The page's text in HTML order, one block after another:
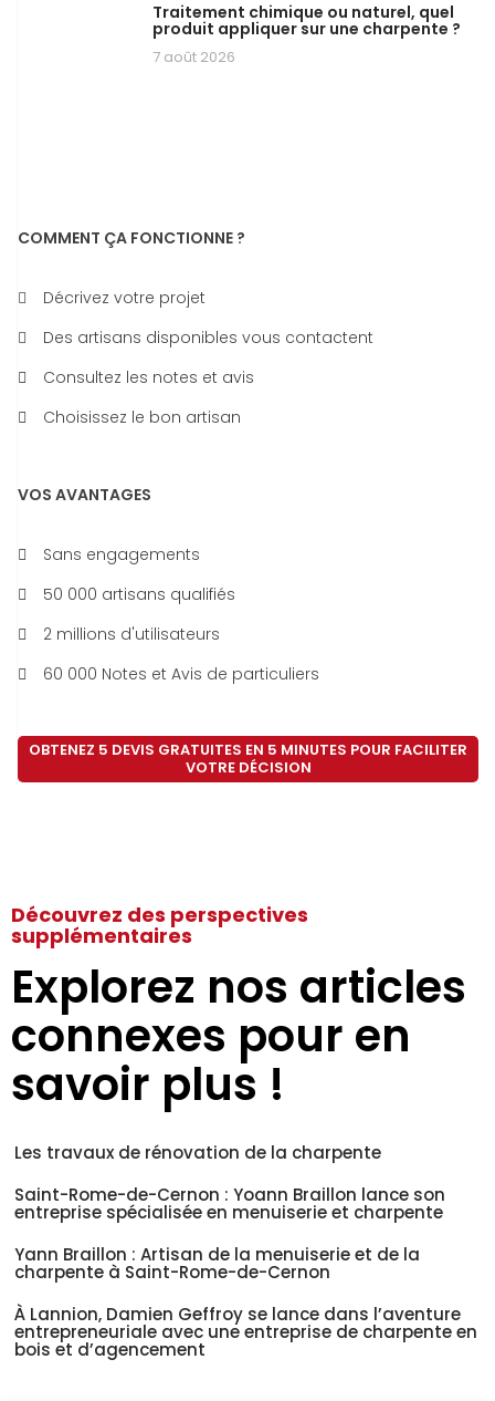
Traitement chimique ou naturel, quel
produit appliquer sur une charpente ?
7 août 2026
COMMENT ÇA FONCTIONNE ?
Décrivez votre projet
Des artisans disponibles vous contactent
Consultez les notes et avis
Choisissez le bon artisan
VOS AVANTAGES
Sans engagements
50 000 artisans qualifiés
2 millions d'utilisateurs
60 000 Notes et Avis de particuliers
OBTENEZ 5 DEVIS GRATUITES EN 5 MINUTES POUR FACILITER
VOTRE DÉCISION
Découvrez des perspectives
supplémentaires
Explorez nos articles
connexes pour en
savoir plus !
Les travaux de rénovation de la charpente
Saint-Rome-de-Cernon : Yoann Braillon lance son
entreprise spécialisée en menuiserie et charpente
Yann Braillon : Artisan de la menuiserie et de la
charpente à Saint-Rome-de-Cernon
À Lannion, Damien Geffroy se lance dans l’aventure
entrepreneuriale avec une entreprise de charpente en
bois et d’agencement